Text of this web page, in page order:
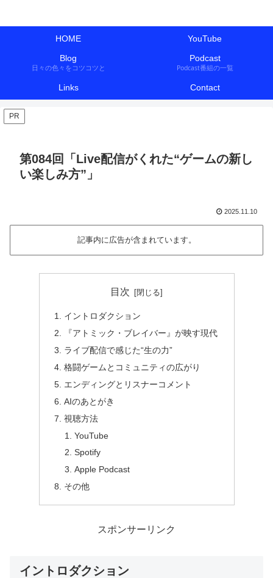
HOME
YouTube
Blog
日々の色々をコツコツと
Podcast
Podcast番組の一覧
Links Contact
PR
第084回「Live配信がくれた“ゲームの新し
い楽しみ方”」
2025.11.10
記事内に広告が含まれています。
目次
イントロダクション
『アトミック・ブレイバー』が映す現代
ライブ配信で感じた“生の力”
格闘ゲームとコミュニティの広がり
エンディングとリスナーコメント
AIのあとがき
視聴方法
YouTube
Spotify
Apple Podcast
その他
スポンサーリンク
イントロダクション